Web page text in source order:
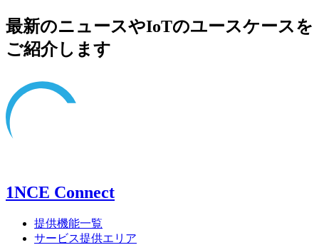
最新のニュースやIoTのユースケースを
ご紹介します
1NCE Connect
提供機能一覧
サービス提供エリア